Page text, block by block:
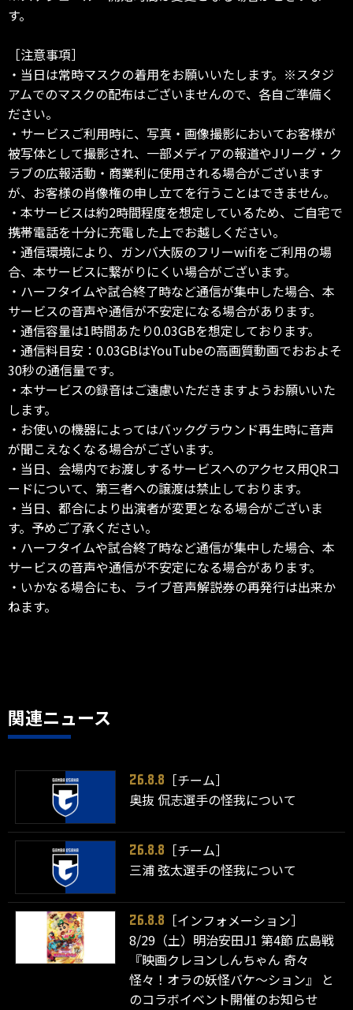
す。
［注意事項］
・当日は常時マスクの着用をお願いいたします。※スタジ
アムでのマスクの配布はございませんので、各自ご準備く
ださい。
・サービスご利用時に、写真・画像撮影においてお客様が
被写体として撮影され、一部メディアの報道やJリーグ・ク
ラブの広報活動・商業利に使用される場合がございます
が、お客様の肖像権の申し立てを行うことはできません。
・本サービスは約2時間程度を想定しているため、ご自宅で
携帯電話を十分に充電した上でお越しください。
・通信環境により、ガンバ大阪のフリーwifiをご利用の場
合、本サービスに繋がりにくい場合がございます。
・ハーフタイムや試合終了時など通信が集中した場合、本
サービスの音声や通信が不安定になる場合があります。
・通信容量は1時間あたり0.03GBを想定しております。
・通信料目安：0.03GBはYouTubeの高画質動画でおおよそ
30秒の通信量です。
・本サービスの録音はご遠慮いただきますようお願いいた
します。
・お使いの機器によってはバックグラウンド再生時に音声
が聞こえなくなる場合がございます。
・当日、会場内でお渡しするサービスへのアクセス用QRコ
ードについて、第三者への譲渡は禁止しております。
・当日、都合により出演者が変更となる場合がございま
す。予めご了承ください。
・ハーフタイムや試合終了時など通信が集中した場合、本
サービスの音声や通信が不安定になる場合があります。
・いかなる場合にも、ライブ音声解説券の再発行は出来か
ねます。
関連ニュース
26.8.8
［チーム］
奥抜 侃志選手の怪我について
26.8.8
［チーム］
三浦 弦太選手の怪我について
26.8.8
［インフォメーション］
8/29（土）明治安田J1 第4節 広島戦
『映画クレヨンしんちゃん 奇々
怪々！オラの妖怪バケ～ション』 と
のコラボイベント開催のお知らせ